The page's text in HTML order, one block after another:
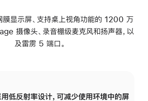
显示屏、支持桌上视角功能的 1200 万
摄像头、录音棚级麦克风和扬声器，以
及雷雳 5 端口。
低反射率设计，可减少使用环境中的屏